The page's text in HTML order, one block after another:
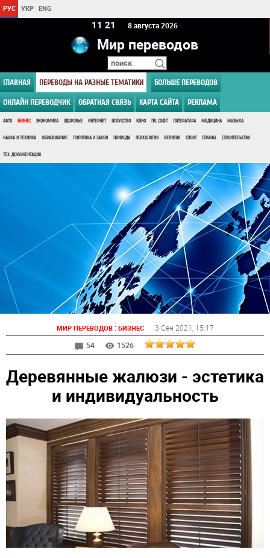
РУС УКР ENG
11:21 8 августа 2026
Мир переводов
ГЛАВНАЯ ПЕРЕВОДЫ НА РАЗНЫЕ ТЕМАТИКИ БОЛЬШЕ ПЕРЕВОДОВ
ОНЛАЙН ПЕРЕВОДЧИК ОБРАТНАЯ СВЯЗЬ КАРТА САЙТА РЕКЛАМА
АВТО БИЗНЕС ЭКОНОМИКА ЗДОРОВЬЕ ИНТЕРНЕТ ИСКУССТВО КИНО ПК, СОФТ ЛИТЕРАТУРА МЕДИЦИНА МУЗЫКА
НАУКА И ТЕХНИКА ОБРАЗОВАНИЕ ПОЛИТИКА И ЗАКОН ПРИРОДА ПСИХОЛОГИЯ РЕЛИГИЯ СПОРТ СТРАНЫ СТРОИТЕЛЬСТВО
ТЕХ. ДОКУМЕНТАЦИЯ
МИР ПЕРЕВОДОВ: БИЗНЕС 3 Сен 2021 , 15:17
54
1526
Деревянные жалюзи - эстетика
и индивидуальность